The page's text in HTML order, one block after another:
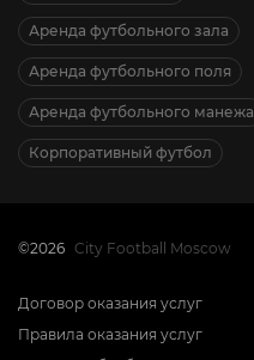
Аренда футбольного зала
Аренда футбольного поля
Аренда футбольного манежа
Корпоративный футбол
©2026 City Football Moscow
Договор оказания услуг
Правила оказания услуг